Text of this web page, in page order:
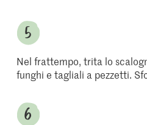
Nel frattempo, trita lo
funghi e tagliali a pezzetti.